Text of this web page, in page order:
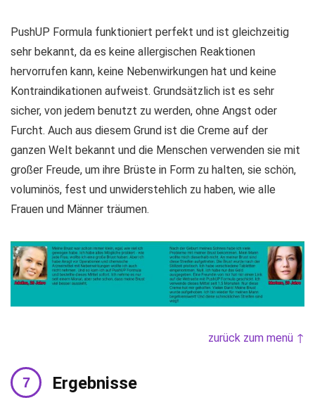
PushUP Formula funktioniert perfekt und ist gleichzeitig
sehr bekannt, da es keine allergischen Reaktionen
hervorrufen kann, keine Nebenwirkungen hat und keine
Kontraindikationen aufweist. Grundsätzlich ist es sehr
sicher, von jedem benutzt zu werden, ohne Angst oder
Furcht. Auch aus diesem Grund ist die Creme auf der
ganzen Welt bekannt und die Menschen verwenden sie mit
großer Freude, um ihre Brüste in Form zu halten, sie schön,
voluminös, fest und unwiderstehlich zu haben, wie alle
Frauen und Männer träumen.
zurück zum menü ↑
Ergebnisse